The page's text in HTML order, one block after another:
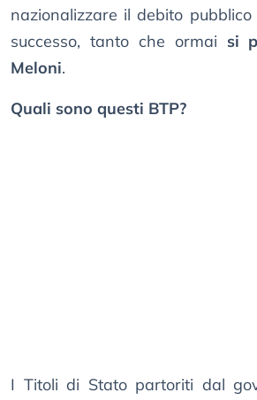
nazionalizzare il debito
successo, tanto che ormai si
Meloni.
Quali sono questi BTP?
I Titoli di Stato partoriti dal